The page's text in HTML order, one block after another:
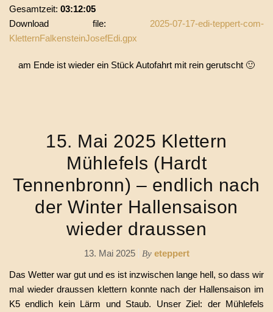
Gesamtzeit: 03:12:05
Download file: 2025-07-17-edi-teppert-com-
KletternFalkensteinJosefEdi.gpx
am Ende ist wieder ein Stück Autofahrt mit rein gerutscht 🙂
15. Mai 2025 Klettern
Mühlefels (Hardt
Tennenbronn) – endlich nach
der Winter Hallensaison
wieder draussen
13. Mai 2025 By eteppert
Das Wetter war gut und es ist inzwischen lange hell, so dass wir
mal wieder draussen klettern konnte nach der Hallensaison im
K5 endlich kein Lärm und Staub. Unser Ziel: der Mühlefels